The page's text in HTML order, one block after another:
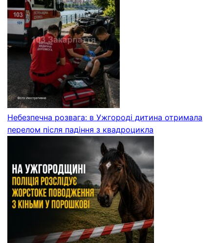
Небезпечна розвага: в Ужгороді дитина отримала
перелом після падіння з квадроцикла